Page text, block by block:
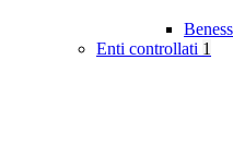
Enti controllati 1